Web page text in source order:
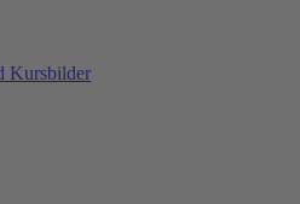
Kursbilder